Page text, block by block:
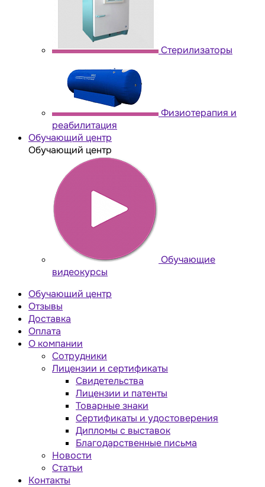
Стерилизаторы
Физиотерапия и
реабилитация
Обучающий центр
Обучающий центр
Обучающие
видеокурсы
Обучающий центр
Отзывы
Доставка
Оплата
О компании
Сотрудники
Лицензии и сертификаты
Свидетельства
Лицензии и патенты
Товарные знаки
Сертификаты и удостоверения
Дипломы с выставок
Благодарственные письма
Новости
Статьи
Контакты